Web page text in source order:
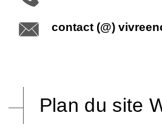
contact (@)
Plan du site